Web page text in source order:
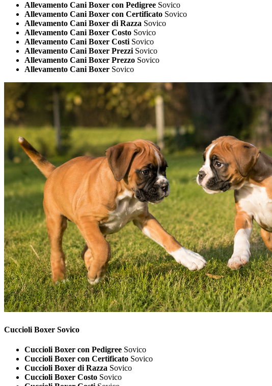
Allevamento Cani Boxer con Pedigree Sovico
Allevamento Cani Boxer con Certificato Sovico
Allevamento Cani Boxer di Razza Sovico
Allevamento Cani Boxer Costo Sovico
Allevamento Cani Boxer Costi Sovico
Allevamento Cani Boxer Prezzi Sovico
Allevamento Cani Boxer Prezzo Sovico
Allevamento Cani Boxer Sovico
Cuccioli Boxer Sovico
Cuccioli Boxer con Pedigree Sovico
Cuccioli Boxer con Certificato Sovico
Cuccioli Boxer di Razza Sovico
Cuccioli Boxer Costo Sovico